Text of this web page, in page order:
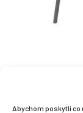
Abychom poskytli co